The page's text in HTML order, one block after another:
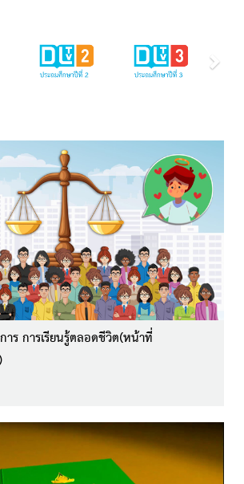
ร การเรียนรู้ตลอดชีวิต(หน้าที่